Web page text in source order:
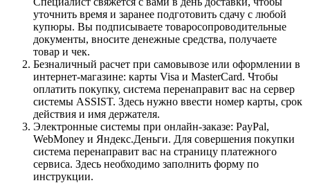
уточнить время и заранее подготовить сдачу с любой
купюры. Вы подписываете товаросопроводительные
документы, вносите денежные средства, получаете
товар и чек.
Безналичный расчет при самовывозе или оформлении в
интернет-магазине: карты Visa и MasterCard. Чтобы
оплатить покупку, система перенаправит вас на сервер
системы ASSIST. Здесь нужно ввести номер карты, срок
действия и имя держателя.
Электронные системы при онлайн-заказе: PayPal,
WebMoney и Яндекс.Деньги. Для совершения покупки
система перенаправит вас на страницу платежного
сервиса. Здесь необходимо заполнить форму по
инструкции.